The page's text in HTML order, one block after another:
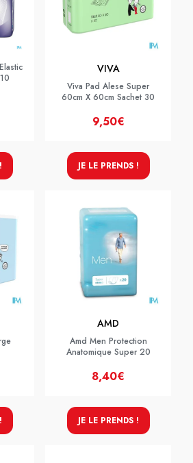
VIVA
Viva Pad Alese Super
60cm X 60cm Sachet 30
9,50€
JE LE PRENDS !
AMD
Amd Men Protection
Anatomique Super 20
8,40€
JE LE PRENDS !